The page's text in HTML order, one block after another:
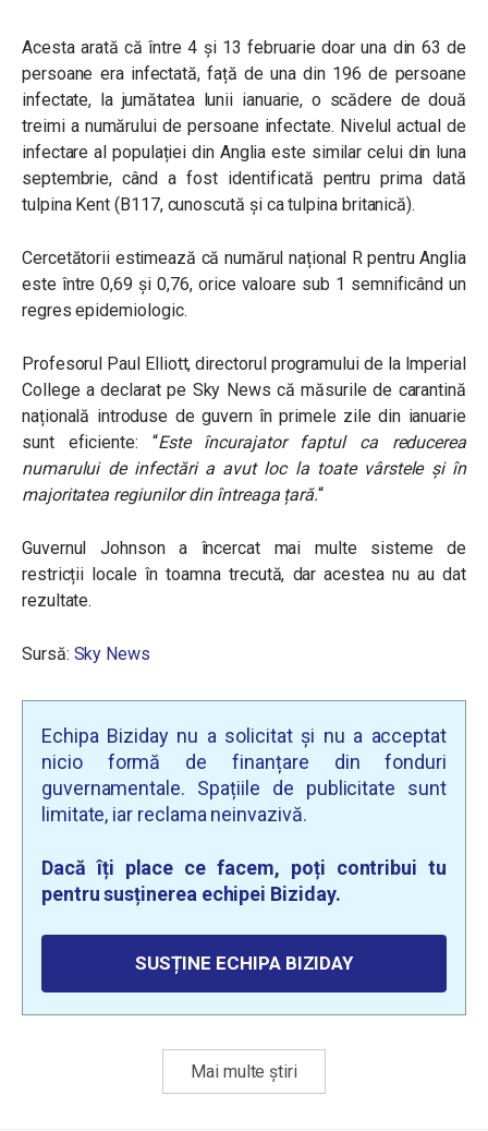
Acesta arată că între 4 și 13 februarie doar una din 63 de
persoane era infectată, față de una din 196 de persoane
infectate, la jumătatea lunii ianuarie, o scădere de două
treimi a numărului de persoane infectate. Nivelul actual de
infectare al populației din Anglia este similar celui din luna
septembrie, când a fost identificată pentru prima dată
tulpina Kent (B117, cunoscută și ca tulpina britanică).
Cercetătorii estimează că numărul național R pentru Anglia
este între 0,69 și 0,76, orice valoare sub 1 semnificând un
regres epidemiologic.
Profesorul Paul Elliott, directorul programului de la Imperial
College a declarat pe Sky News că măsurile de carantină
națională introduse de guvern în primele zile din ianuarie
sunt eficiente: “Este încurajator faptul ca reducerea
numarului de infectări a avut loc la toate vârstele și în
majoritatea regiunilor din întreaga țară.“
Guvernul Johnson a încercat mai multe sisteme de
restricții locale în toamna trecută, dar acestea nu au dat
rezultate.
Sursă: Sky News
Echipa Biziday nu a solicitat și nu a acceptat
nicio formă de finanțare din fonduri
guvernamentale. Spațiile de publicitate sunt
limitate, iar reclama neinvazivă.
Dacă îți place ce facem, poți contribui tu
pentru susținerea echipei Biziday.
SUSȚINE ECHIPA BIZIDAY
Mai multe știri